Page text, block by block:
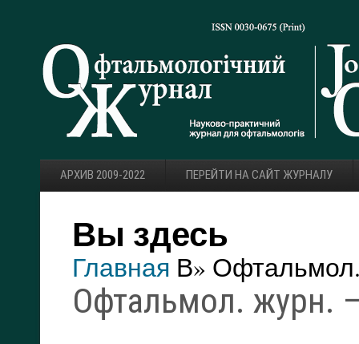
АРХИВ 2009-2022 ПЕРЕЙТИ НА САЙТ ЖУРНАЛУ
Вы здесь
Главная В»
Офтальмол. журн.